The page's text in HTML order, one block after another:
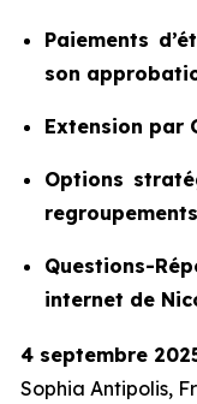
Paiements
son
Extension par
Options
Questions-
internet de
4 septembre
Sophia Antipolis,